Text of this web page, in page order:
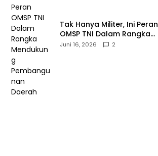
‎Tak Hanya Militer, Ini Peran
OMSP TNI Dalam Rangka
Mendukung Pembangunan
Juni 16, 2026 2